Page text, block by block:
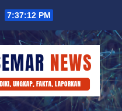
7:37:12 PM